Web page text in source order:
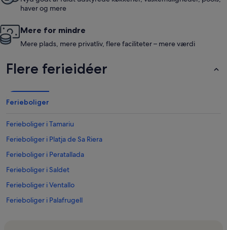
haver og mere
Mere for mindre
Mere plads, mere privatliv, flere faciliteter – mere værdi
Flere ferieidéer
Ferieboliger
Ferieboliger i Tamariu
Ferieboliger i Platja de Sa Riera
Ferieboliger i Peratallada
Ferieboliger i Saldet
Ferieboliger i Ventallo
Ferieboliger i Palafrugell